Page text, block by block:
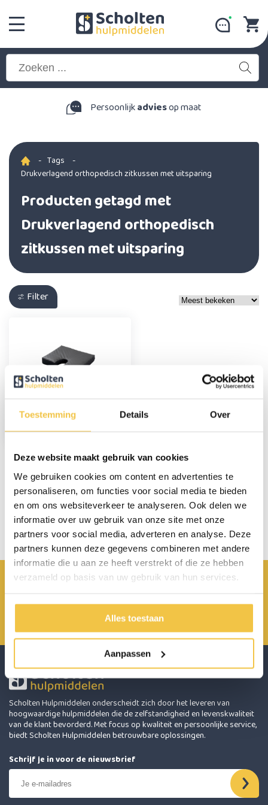
Toestemming Details Over
Deze website maakt gebruik van cookies
We gebruiken cookies om content en advertenties te
personaliseren, om functies voor social media te bieden
en om ons websiteverkeer te analyseren. Ook delen we
informatie over uw gebruik van onze site met onze
partners voor social media, adverteren en analyse. Deze
partners kunnen deze gegevens combineren met andere
informatie die u aan ze heeft verstrekt of die ze hebben
verzameld op basis van uw gebruik van hun services.
Alles toestaan
Aanpassen
Persoonlijkadviesop maat
- Tags
-
Drukverlagend orthopedisch zitkussen met uitsparing
Producten getagd met
Drukverlagend orthopedisch
zitkussen met uitsparing
Filter
orthopedisch
zitkussen met
uitsparing
29,95
Persoonlijk advies
Start chat
info@scholten-hulpmiddelen.nl
0485 800 814
Achterbroek 15 6596 MP Milsbeek
Scholten Hulpmiddelen onderscheidt zich door het leveren van
hoogwaardige hulpmiddelen die de zelfstandigheid en levenskwaliteit
van de klant bevorderd. Met focus op kwaliteit en persoonlijke service,
biedt Scholten Hulpmiddelen betrouwbare oplossingen.
Schrijf je in voor de nieuwsbrief